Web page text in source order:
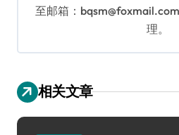
至邮箱：
理。
相关文章